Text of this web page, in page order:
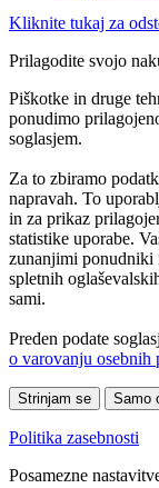
Kliknite tukaj za
Prilagodite svojo
Piškotke in druge
ponudimo
soglasjem.
Za to zbiramo
napravah. To
in za prikaz
statistike uporabe.
zunanjimi ponudniki
spletnih
sami.
Preden podate
o varovanju osebnih
Strinjam se Samo
Politika zasebnosti
Posamezne